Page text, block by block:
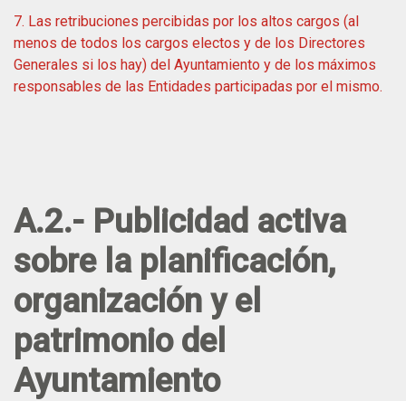
7. Las retribuciones percibidas por los altos cargos (al
menos de todos los cargos electos y de los Directores
Generales si los hay) del Ayuntamiento y de los máximos
responsables de las Entidades participadas por el mismo.
A.2.- Publicidad activa
sobre la planificación,
organización y el
patrimonio del
Ayuntamiento